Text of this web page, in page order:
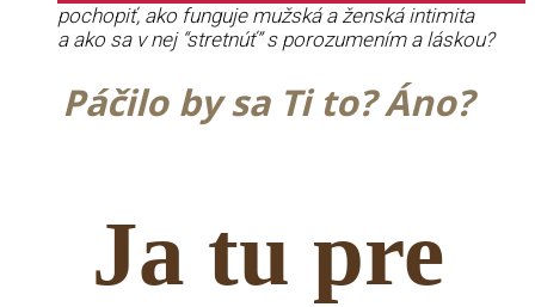
pochopiť, ako funguje mužská a ženská intimita
a ako sa v nej “stretnúť” s porozumením a láskou?
Páčilo by sa Ti to? Áno?
Ja tu pre